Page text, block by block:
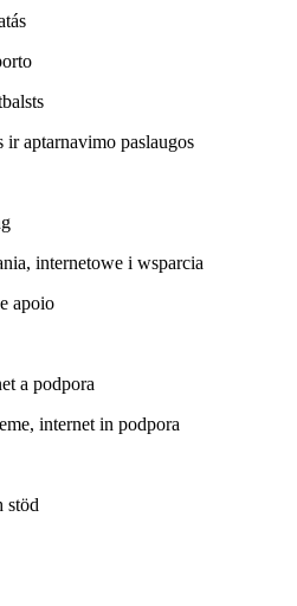
aptarnavimo paslaugos
internetowe i wsparcia
apoio
a podpora
internet in podpora
stöd